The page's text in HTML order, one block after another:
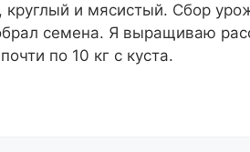
и мясистый. Сбор
семена. Я выращиваю
по 10 кг с куста.